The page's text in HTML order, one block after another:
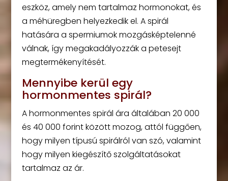
eszköz, amely nem tartalmaz hormonokat, és
a méhüregben helyezkedik el. A spirál
hatására a spermiumok mozgásképtelenné
válnak, így megakadályozzák a petesejt
megtermékenyítését.
Mennyibe kerül egy
hormonmentes spirál?
A hormonmentes spirál ára általában 20 000
és 40 000 forint között mozog, attól függően,
hogy milyen típusú spirálról van szó, valamint
hogy milyen kiegészítő szolgáltatásokat
tartalmaz az ár.